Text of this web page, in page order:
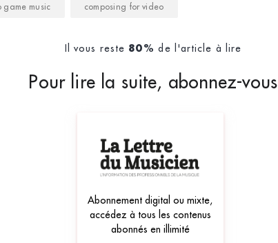
game music composing for video
Il vous reste 80% de l'article à lire
Pour lire la suite, abonnez-vous
Abonnement digital ou mixte,
accédez à tous les contenus
abonnés en illimité